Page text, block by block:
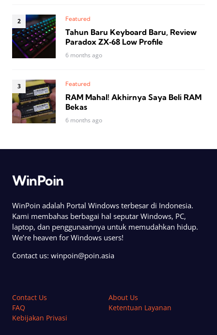
Featured
Tahun Baru Keyboard Baru, Review
Paradox ZX‑68 Low Profile
6 months ago
Featured
RAM Mahal! Akhirnya Saya Beli RAM
Bekas
6 months ago
WinPoin
WinPoin adalah Portal Windows terbesar di Indonesia.
Kami membahas berbagai hal seputar Windows, PC,
laptop, dan penggunaannya untuk memudahkan hidup.
We’re heaven for Windows users!
Contact us: winpoin@poin.asia
Contact Us
About Us
FAQ
Ketentuan Layanan
Kebijakan Privasi